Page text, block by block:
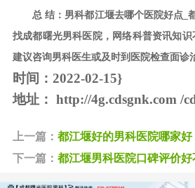
总 结：男科都江堰去哪个医院好点_都
找成都曙光男科医院，网络科普资讯知
建议咨询男科医生或及时到医院检查面诊
时间：2022-02-15}
地址： http://4g.cdsgnk.com /
上一篇： 都江堰好的男科医院哪家好
下一篇： 都江堰男科医院口碑评价好